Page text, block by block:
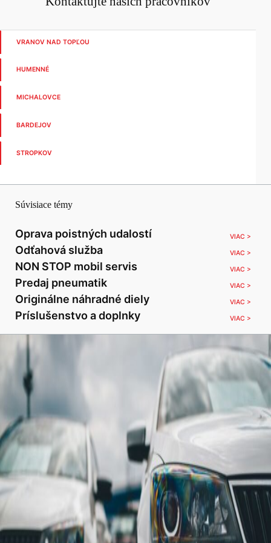
VRANOV NAD TOPĽOU
HUMENNÉ
MICHALOVCE
BARDEJOV
STROPKOV
Súvisiace témy
Oprava poistných udalostí VIAC >
Odťahová služba VIAC >
NON STOP mobil servis VIAC >
Predaj pneumatik VIAC >
Originálne náhradné diely VIAC >
Príslušenstvo a doplnky VIAC >